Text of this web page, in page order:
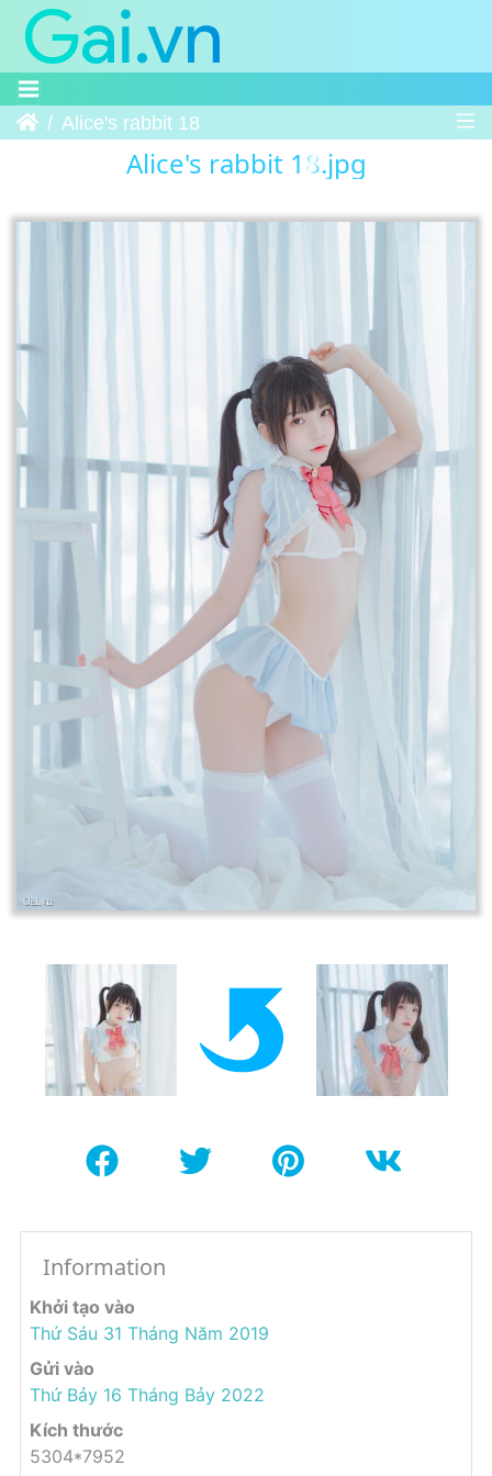
Trang chủAlice's rabbit 18
Alice's rabbit 18.jpg
Information
Khởi tạo vào
Thứ Sáu 31 Tháng Năm 2019
Gửi vào
Thứ Bảy 16 Tháng Bảy 2022
Kích thước
5304*7952